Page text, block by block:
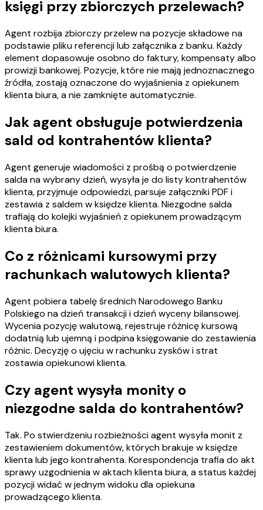
księgi przy zbiorczych przelewach?
Agent rozbija zbiorczy przelew na pozycje składowe na
podstawie pliku referencji lub załącznika z banku. Każdy
element dopasowuje osobno do faktury, kompensaty albo
prowizji bankowej. Pozycje, które nie mają jednoznacznego
źródła, zostają oznaczone do wyjaśnienia z opiekunem
klienta biura, a nie zamknięte automatycznie.
Jak agent obsługuje potwierdzenia
sald od kontrahentów klienta?
Agent generuje wiadomości z prośbą o potwierdzenie
salda na wybrany dzień, wysyła je do listy kontrahentów
klienta, przyjmuje odpowiedzi, parsuje załączniki PDF i
zestawia z saldem w księdze klienta. Niezgodne salda
trafiają do kolejki wyjaśnień z opiekunem prowadzącym
klienta biura.
Co z różnicami kursowymi przy
rachunkach walutowych klienta?
Agent pobiera tabelę średnich Narodowego Banku
Polskiego na dzień transakcji i dzień wyceny bilansowej.
Wycenia pozycję walutową, rejestruje różnicę kursową
dodatnią lub ujemną i podpina księgowanie do zestawienia
różnic. Decyzję o ujęciu w rachunku zysków i strat
zostawia opiekunowi klienta.
Czy agent wysyła monity o
niezgodne salda do kontrahentów?
Tak. Po stwierdzeniu rozbieżności agent wysyła monit z
zestawieniem dokumentów, których brakuje w księdze
klienta lub jego kontrahenta. Korespondencja trafia do akt
sprawy uzgodnienia w aktach klienta biura, a status każdej
pozycji widać w jednym widoku dla opiekuna
prowadzącego klienta.